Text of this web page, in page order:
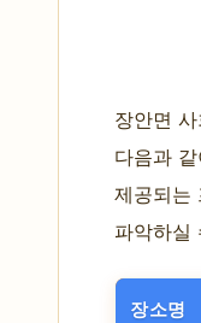
장안면
다음과
제공되는
파악하실
장소명